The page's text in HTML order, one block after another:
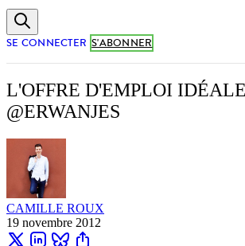
SE CONNECTER S'ABONNER
L'OFFRE D'EMPLOI
@ERWANJES
CAMILLE ROUX
19 novembre 2012